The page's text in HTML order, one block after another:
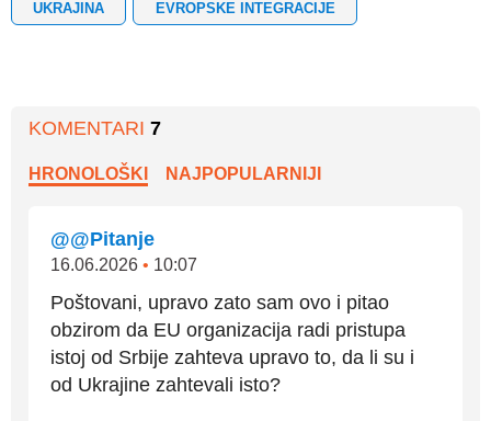
UKRAJINA EVROPSKE INTEGRACIJE
KOMENTARI 7
HRONOLOŠKI NAJPOPULARNIJI
@@Pitanje
16.06.2026 • 10:07
Poštovani, upravo zato sam ovo i pitao
obzirom da EU organizacija radi pristupa
istoj od Srbije zahteva upravo to, da li su i
od Ukrajine zahtevali isto?